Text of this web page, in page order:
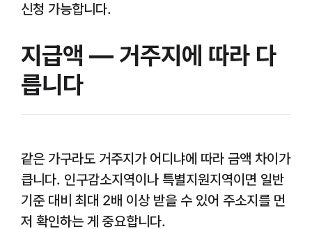
신청 가능합니다.
지급액 — 거주지에 따라 다
릅니다
같은 가구라도 거주지가 어디냐에 따라 금액 차이가
큽니다. 인구감소지역이나 특별지원지역이면 일반
기준 대비 최대 2배 이상 받을 수 있어 주소지를 먼
저 확인하는 게 중요합니다.